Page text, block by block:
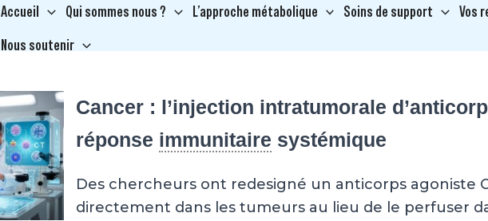
Accueil Qui sommes nous ? L’approche métabolique Soins de support
Vos
Nous soutenir
Cancer : l’injection intratumorale
réponse immunitaire systémique
Des chercheurs ont redesigné un anticorps agoniste
directement dans les tumeurs au lieu de le perfuser